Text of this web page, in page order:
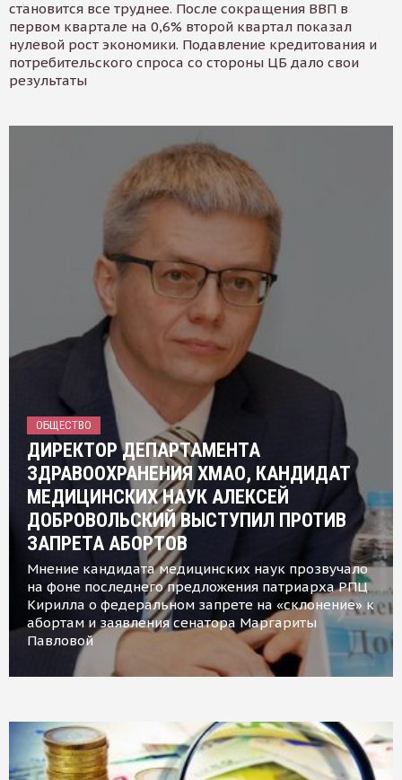
становится все труднее. После сокращения ВВП в
первом квартале на 0,6% второй квартал показал
нулевой рост экономики. Подавление кредитования и
потребительского спроса со стороны ЦБ дало свои
результаты
ОБЩЕСТВО
ДИРЕКТОР ДЕПАРТАМЕНТА
ЗДРАВООХРАНЕНИЯ ХМАО, КАНДИДАТ
МЕДИЦИНСКИХ НАУК АЛЕКСЕЙ
ДОБРОВОЛЬСКИЙ ВЫСТУПИЛ ПРОТИВ
ЗАПРЕТА АБОРТОВ
Мнение кандидата медицинских наук прозвучало
на фоне последнего предложения патриарха РПЦ
Кирилла о федеральном запрете на «склонение» к
абортам и заявления сенатора Маргариты
Павловой